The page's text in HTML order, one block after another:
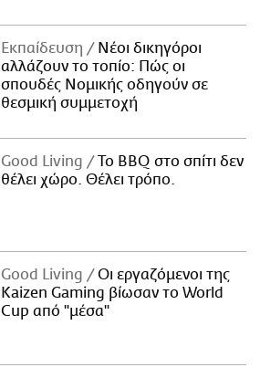
Εκπαίδευση
Νέοι δικηγόροι
αλλάζουν το τοπίο: Πώς οι
σπουδές Νομικής οδηγούν σε
θεσμική συμμετοχή
Good Living
Το BBQ στο σπίτι δεν
θέλει χώρο. Θέλει τρόπο.
Good Living
Οι εργαζόμενοι της
Kaizen Gaming βίωσαν το World
Cup από "μέσα"